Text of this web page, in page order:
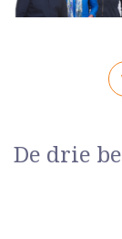
De drie